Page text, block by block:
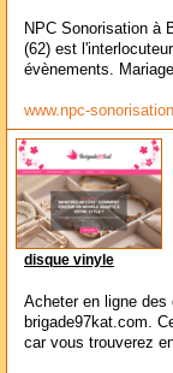
NPC Sonorisation à
(62) est
évènements.
www.npc-
disque vinyle
Acheter en ligne
brigade97kat.com.
car vous trouverez